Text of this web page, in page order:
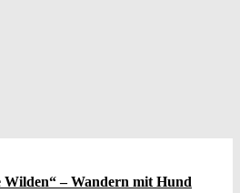
Wilden“ – Wandern mit Hund